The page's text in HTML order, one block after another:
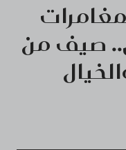
صيف من